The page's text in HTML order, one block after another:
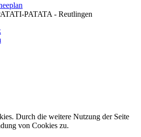
PATATA - Reutlingen
Durch die weitere Nutzung der Seite
von Cookies zu.